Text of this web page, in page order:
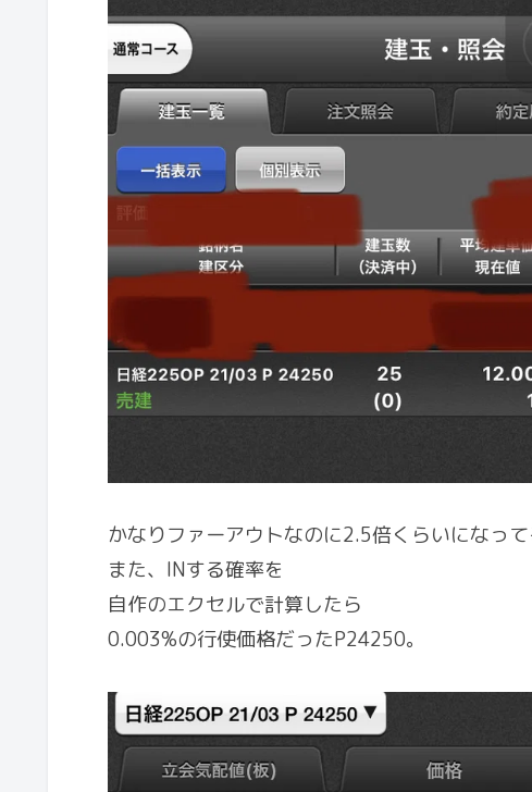
かなりファーアウトなのに2.5倍くらいになって
また、INする確率を
自作のエクセルで計算したら
0.003%の行使価格だったP24250。